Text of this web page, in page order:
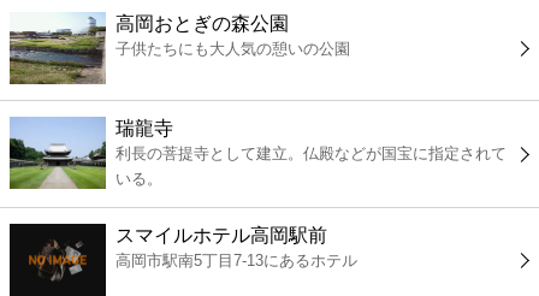
コンビニ
薬局
スーパー
エンタメ
高岡おとぎの森公園
子供たちにも大人気の憩いの公園
瑞龍寺
利長の菩提寺として建立。仏殿などが国宝に指定されて
いる。
スマイルホテル高岡駅前
高岡市駅南5丁目7-13にあるホテル